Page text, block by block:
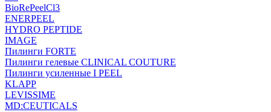
BioRePeelCl3
ENERPEEL
HYDRO PEPTIDE
IMAGE
Пилинги FORTE
Пилинги гелевые CLINICAL COUTURE
Пилинги усиленные I PEEL
KLAPP
LEVISSIME
MD:CEUTICALS